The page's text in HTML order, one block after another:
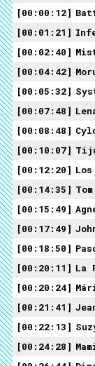
00:00:12
00:01:21
00:02:40
00:04:42
00:05:32
00:07:48
00:08:48
00:10:07
00:12:20
00:14:35
00:15:49
00:17:49
00:18:50
00:20:11
La
00:20:24
00:21:41
00:22:13
00:24:28